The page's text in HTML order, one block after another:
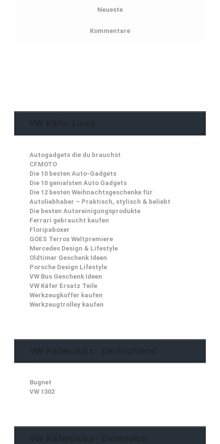
Neueste
Kommentare
Autogadgets die du brauchst
CFMOTO
Die 10 besten Auto-Gadgets
Die 10 genialsten Auto Gadgets
Die 12 besten Weihnachtsgeschenke für
Autoliebhaber – Praktisch, stylisch & beliebt
Die besten Autoreinigungsprodukte
Ferrari gebraucht kaufen
Floripaboxer
GOES Terrox Weltpremiere
Mercedes Design & Lifestyle
Oldtimer Geschenk Ideen
Porsche Design Lifestyle
VW Bus Geschenk Ideen
VW Käfer Ersatz Teile
Werkzeugkoffer kaufen
Werkzeugtrolley kaufen
Bugnet
VW 1302